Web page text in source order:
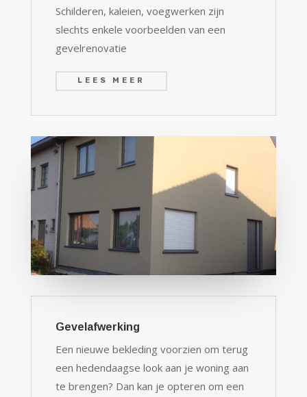
Schilderen, kaleien, voegwerken zijn
slechts enkele voorbeelden van een
gevelrenovatie
LEES MEER
Gevelafwerking
Een nieuwe bekleding voorzien om terug
een hedendaagse look aan je woning aan
te brengen? Dan kan je opteren om een